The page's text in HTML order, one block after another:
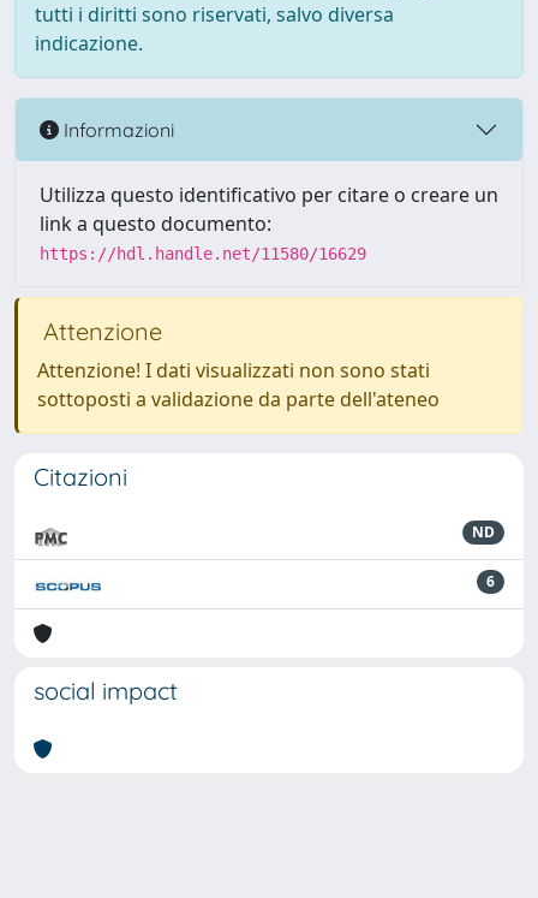
tutti i diritti sono riservati, salvo diversa
indicazione.
Informazioni
Utilizza questo identificativo per citare o creare un
link a questo documento:
https://hdl.handle.net/11580/16629
Attenzione
Attenzione! I dati visualizzati non sono stati
sottoposti a validazione da parte dell'ateneo
Citazioni
ND
6
social impact